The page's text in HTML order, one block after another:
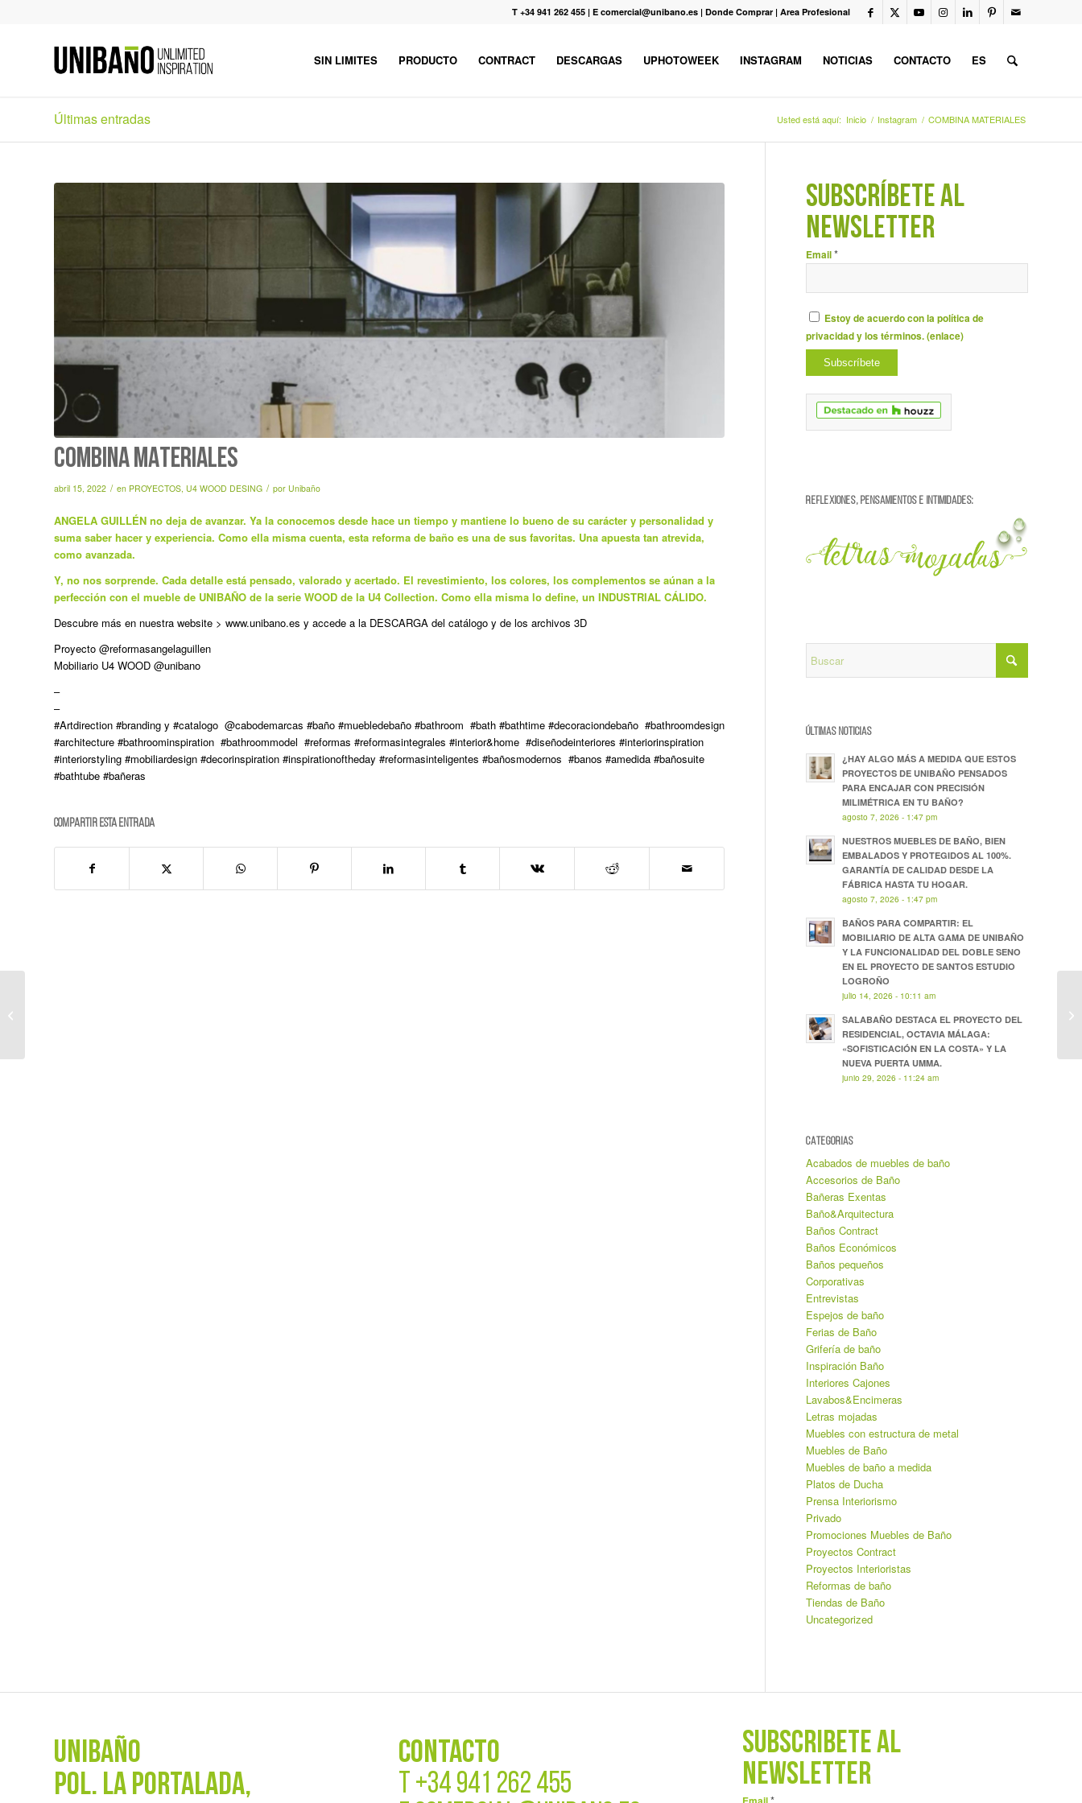
T +34 941 262 455 | E comercial@unibano.es | Donde Comprar | Area Profesional
SIN LIMITES PRODUCTO CONTRACT DESCARGAS UPHOTOWEEK INSTAGRAM NOTICIAS CONTACTO ES
Últimas entradas Usted está aquí: Inicio / Instagram / COMBINA MATERIALES
COMBINA MATERIALES
abril 15, 2022 / en PROYECTOS U4 WOOD DESING / por Unibaño
ANGELA GUILLÉN no deja de avanzar. Ya la conocemos desde hace un tiempo y mantiene lo bueno de su carácter y personalidad y
suma saber hacer y experiencia. Como ella misma cuenta, esta reforma de baño es una de sus favoritas. Una apuesta tan atrevida,
como avanzada.
Y, no nos sorprende. Cada detalle está pensado, valorado y acertado. El revestimiento, los colores, los complementos se aúnan a la
perfección con el mueble de UNIBAÑO de la serie WOOD de la U4 Collection. Como ella misma lo define, un INDUSTRIAL CÁLIDO.
Descubre más en nuestra website > www.unibano.es y accede a la DESCARGA del catálogo y de los archivos 3D
Proyecto @reformasangelaguillen
Mobiliario U4 WOOD @unibano
–
–
#Artdirection #branding y #catalogo @cabodemarcas #baño #muebledebaño #bathroom #bath #bathtime #decoraciondebaño #bathroomdesign
#architecture #bathroominspiration #bathroommodel #reformas #reformasintegrales #interior&home #diseñodeinteriores #interiorinspiration
#interiorstyling #mobiliardesign #decorinspiration #inspirationoftheday #reformasinteligentes #bañosmodernos #banos #amedida #bañosuite
#bathtube #bañeras
Compartir esta entrada
SUBSCRÍBETE AL
NEWSLETTER
Email*
Estoy de acuerdo con la política de
privacidad y los términos. (enlace)
REFLEXIONES, PENSAMIENTOS E INTIMIDADES:
ÚLTIMAS NOTICIAS
¿HAY ALGO MÁS A MEDIDA QUE ESTOS
PROYECTOS DE UNIBAÑO PENSADOS
PARA ENCAJAR CON PRECISIÓN
MILIMÉTRICA EN TU BAÑO?
agosto 7, 2026 - 1:47 pm
NUESTROS MUEBLES DE BAÑO, BIEN
EMBALADOS Y PROTEGIDOS AL 100%.
GARANTÍA DE CALIDAD DESDE LA
FÁBRICA HASTA TU HOGAR.
agosto 7, 2026 - 1:47 pm
BAÑOS PARA COMPARTIR: EL
MOBILIARIO DE ALTA GAMA DE UNIBAÑO
Y LA FUNCIONALIDAD DEL DOBLE SENO
EN EL PROYECTO DE SANTOS ESTUDIO
LOGROÑO
julio 14, 2026 - 10:11 am
SALABAÑO DESTACA EL PROYECTO DEL
RESIDENCIAL, OCTAVIA MÁLAGA:
«SOFISTICACIÓN EN LA COSTA» Y LA
NUEVA PUERTA UMMA.
junio 29, 2026 - 11:24 am
CATEGORIAS
Acabados de muebles de baño
Accesorios de Baño
Bañeras Exentas
Baño&Arquitectura
Baños Contract
Baños Económicos
Baños pequeños
Corporativas
Entrevistas
Espejos de baño
Ferias de Baño
Grifería de baño
Inspiración Baño
Interiores Cajones
Lavabos&Encimeras
Letras mojadas
Muebles con estructura de metal
Muebles de Baño
Muebles de baño a medida
Platos de Ducha
Prensa Interiorismo
Privado
Promociones Muebles de Baño
Proyectos Contract
Proyectos Interioristas
Reformas de baño
Tiendas de Baño
Uncategorized
UNIBAÑO
POL. La Portalada,
CONTACTO
T +34 941 262 455
SUBSCRÍBETE AL
NEWSLETTER
*